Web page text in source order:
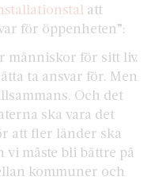
att
för öppenheten”:
människor för sitt liv.
ta ansvar för. Men
Och det
ska vara det
att fler länder ska
vi måste bli bättre på
kommuner och